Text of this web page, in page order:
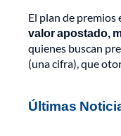
El plan de
valor apostado,
quienes buscan
(una cifra), que
Últimas